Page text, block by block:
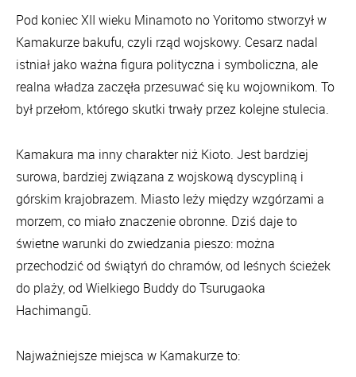
Pod koniec XII wieku Minamoto no Yoritomo stworzył w
Kamakurze bakufu, czyli rząd wojskowy. Cesarz nadal
istniał jako ważna figura polityczna i symboliczna, ale
realna władza zaczęła przesuwać się ku wojownikom. To
był przełom, którego skutki trwały przez kolejne stulecia.
Kamakura ma inny charakter niż Kioto. Jest bardziej
surowa, bardziej związana z wojskową dyscypliną i
górskim krajobrazem. Miasto leży między wzgórzami a
morzem, co miało znaczenie obronne. Dziś daje to
świetne warunki do zwiedzania pieszo: można
przechodzić od świątyń do chramów, od leśnych ścieżek
do plaży, od Wielkiego Buddy do Tsurugaoka
Hachimangū.
Najważniejsze miejsca w Kamakurze to: